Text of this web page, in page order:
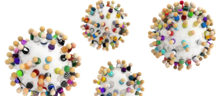
navigation